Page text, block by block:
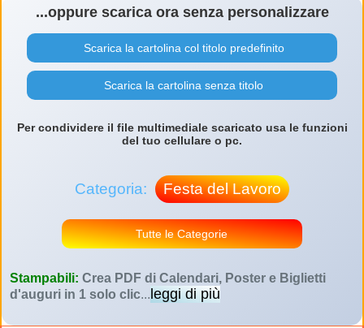
...oppure scarica ora senza personalizzare
Scarica la cartolina col titolo predefinito
Scarica la cartolina senza titolo
Per condividere il file multimediale scaricato usa le funzioni
del tuo cellulare o pc.
Categoria: Festa del Lavoro
Tutte le Categorie
Stampabili: Crea PDF di Calendari, Poster e Biglietti
d'auguri in 1 solo clic...leggi di più